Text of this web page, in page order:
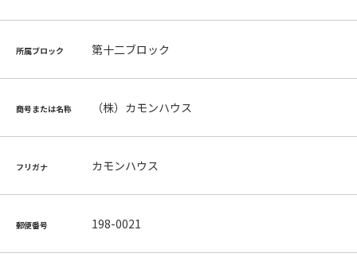
所属ブロック 第十二ブロック
商号または名称 （株）カモンハウス
フリガナ カモンハウス
郵便番号 198-0021